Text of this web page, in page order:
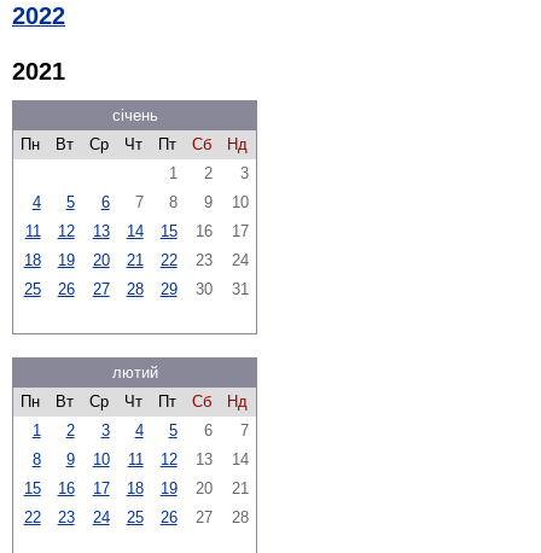
2022
2021
січень
Пн
Вт Ср Чт Пт Сб
Нд
1
2
3
4
5 6 7 8 9
10
11
12 13 14 15 16
17
18
19 20 21 22 23
24
25
26 27 28 29 30 31
лютий
Пн
Вт Ср Чт Пт Сб
Нд
1
2 3 4 5 6
7
8
9 10 11 12 13
14
15
16 17 18 19 20
21
22
23 24 25 26 27 28